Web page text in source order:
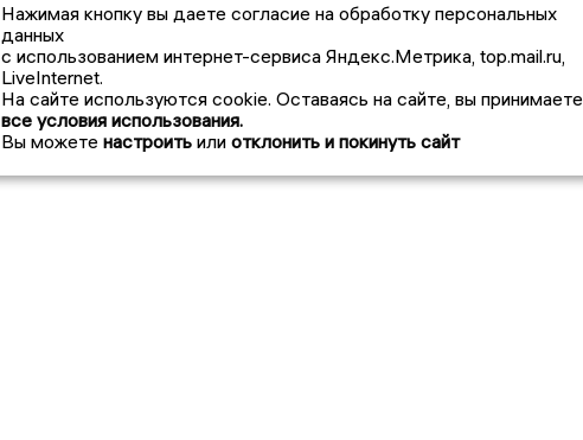
Нажимая кнопку вы даете согласие на обработку персональных
данных
с использованием интернет-сервиса Яндекс.Метрика, top.mail.ru,
LiveInternet.
На сайте используются cookie. Оставаясь на сайте, вы принимаете
все условия использования.
Вы можете настроить или отклонить и покинуть сайт